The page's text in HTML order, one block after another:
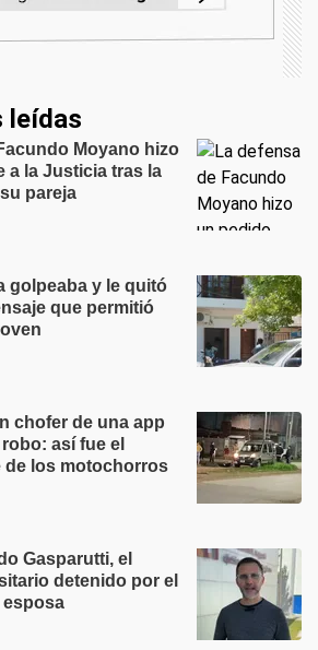
leídas
Moyano hizo
a la Justicia tras la
pareja
golpeaba y le quitó
que permitió
chofer de una app
así fue el
de los motochorros
Gasparutti, el
detenido por el